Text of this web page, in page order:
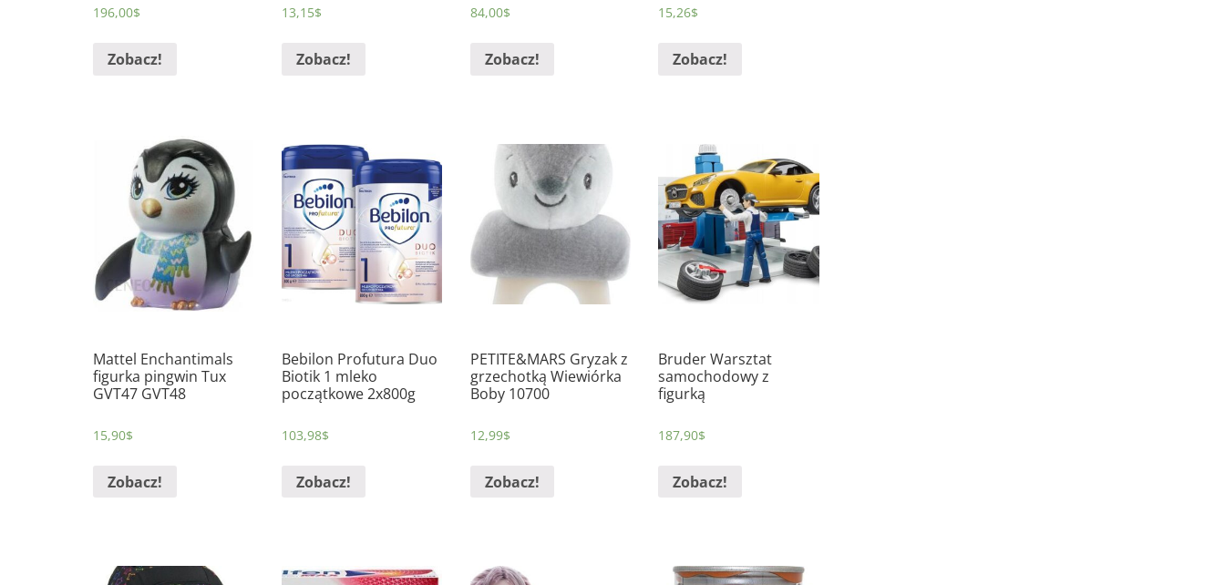
196,00$
Zobacz!
13,15$
Zobacz!
84,00$
Zobacz!
15,26$
Zobacz!
Mattel Enchantimals
figurka pingwin Tux
GVT47 GVT48
15,90$
Zobacz!
Bebilon Profutura Duo
Biotik 1 mleko
początkowe 2x800g
103,98$
Zobacz!
PETITE&MARS Gryzak z
grzechotką Wiewiórka
Boby 10700
12,99$
Zobacz!
Bruder Warsztat
samochodowy z
figurką
187,90$
Zobacz!